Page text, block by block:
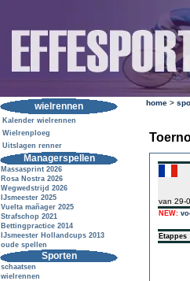
wielrennen
Kalender wielrennen
Wielrenploeg
Uitslagen renner
Managerspellen
Massasprint 2026
Rosa Nostra 2026
Wegwedstrijd 2026
IJsmeester 2025
Vuelta mañager 2025
Strafschop 2021
Bettingpractice 2014
IJsmeester Hollandcups 2013
oude spellen
Sporten
schaatsen
wielrennen
home >
van 29-
NEW:
Etappes